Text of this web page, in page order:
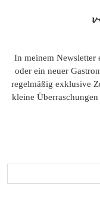
In meinem Newsletter
oder ein neuer
regelmäßig exklusive
kleine